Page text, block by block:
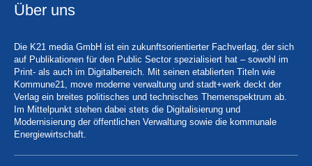
Über uns
Die K21 media GmbH ist ein zukunftsorientierter Fachverlag, der sich
auf Publikationen für den Public Sector spezialisiert hat – sowohl im
Print- als auch im Digitalbereich. Mit seinen etablierten Titeln wie
Kommune21, move moderne verwaltung und stadt+werk deckt der
Verlag ein breites politisches und technisches Themenspektrum ab.
Im Mittelpunkt stehen dabei stets die Digitalisierung und
Modernisierung der öffentlichen Verwaltung sowie die kommunale
Energiewirtschaft.